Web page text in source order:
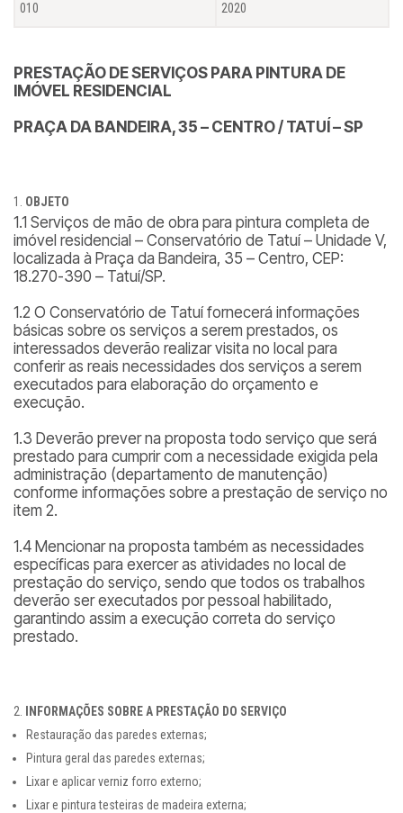
010 2020
PRESTAÇÃO DE SERVIÇOS PARA PINTURA DE
IMÓVEL RESIDENCIAL
PRAÇA DA BANDEIRA, 35 – CENTRO / TATUÍ – SP
OBJETO
1.1 Serviços de mão de obra para pintura completa de
imóvel residencial – Conservatório de Tatuí – Unidade V,
localizada à Praça da Bandeira, 35 – Centro, CEP:
18.270-390 – Tatuí/SP.
1.2 O Conservatório de Tatuí fornecerá informações
básicas sobre os serviços a serem prestados, os
interessados deverão realizar visita no local para
conferir as reais necessidades dos serviços a serem
executados para elaboração do orçamento e
execução.
1.3 Deverão prever na proposta todo serviço que será
prestado para cumprir com a necessidade exigida pela
administração (departamento de manutenção)
conforme informações sobre a prestação de serviço no
item 2.
1.4 Mencionar na proposta também as necessidades
específicas para exercer as atividades no local de
prestação do serviço, sendo que todos os trabalhos
deverão ser executados por pessoal habilitado,
garantindo assim a execução correta do serviço
prestado.
INFORMAÇÕES SOBRE A PRESTAÇÃO DO SERVIÇO
Restauração das paredes externas;
Pintura geral das paredes externas;
Lixar e aplicar verniz forro externo;
Lixar e pintura testeiras de madeira externa;